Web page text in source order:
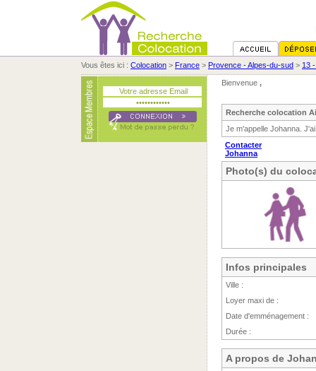
Vous êtes ici : Colocation > France > Provence - Alpes-du-sud > 13
Bienvenue ,
Recherche colocation
Je m'appelle Johanna.
Contacter
Johanna
Photo(s) du
Infos principales
Ville :
Loyer maxi de :
Date d'emménagement :
Durée :
A propos de